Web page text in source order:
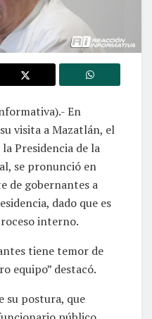
En
visita a Mazatlán, el
Presidencia de la
se pronunció en
de gobernantes a
dado que es
interno.
tiene temor de
equipo” destacó.
su postura, que